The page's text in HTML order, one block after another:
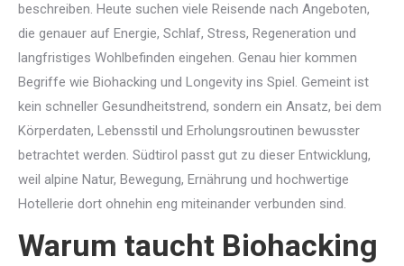
beschreiben. Heute suchen viele Reisende nach Angeboten,
die genauer auf Energie, Schlaf, Stress, Regeneration und
langfristiges Wohlbefinden eingehen. Genau hier kommen
Begriffe wie Biohacking und Longevity ins Spiel. Gemeint ist
kein schneller Gesundheitstrend, sondern ein Ansatz, bei dem
Körperdaten, Lebensstil und Erholungsroutinen bewusster
betrachtet werden. Südtirol passt gut zu dieser Entwicklung,
weil alpine Natur, Bewegung, Ernährung und hochwertige
Hotellerie dort ohnehin eng miteinander verbunden sind.
Warum taucht Biohacking